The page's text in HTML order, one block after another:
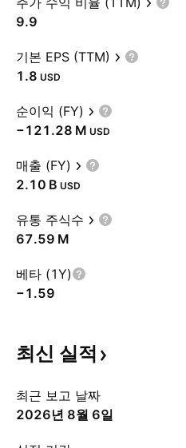
9.9
기본 EPS (TTM)
1.8 USD
순이익 (FY)
‪−121.28 M‬ USD
매출 (FY)
‪2.10 B‬ USD
유통 주식수
‪67.59 M‬
베타 (1Y)
−1.59
최신 실적
최근 보고 날짜
2026년 8월 6일